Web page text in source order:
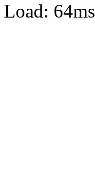
Load: 64ms